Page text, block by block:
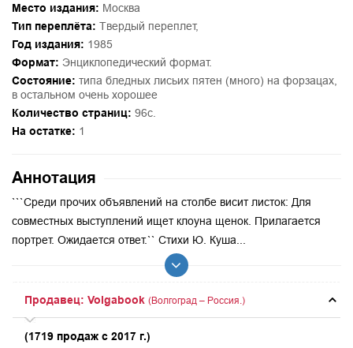
Место издания: Москва
Тип переплёта: Твердый переплет,
Год издания: 1985
Формат: Энциклопедический формат.
Состояние: типа бледных лисьих пятен (много) на форзацах,
в остальном очень хорошее
Количество страниц: 96с.
На остатке: 1
Аннотация
```Среди прочих объявлений на столбе висит листок: Для
совместных выступлений ищет клоуна щенок. Прилагается
портрет. Ожидается ответ.`` Стихи Ю. Куша...
Продавец: Volgabook (Волгоград – Россия.)
(1719 продаж с 2017 г.)